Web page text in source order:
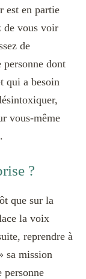
est en partie
de vous voir
de
personne dont
qui a besoin
vous-même
?
que sur la
la voix
reprendre à
sa mission
personne